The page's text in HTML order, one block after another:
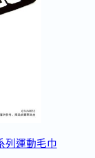
列運動毛巾